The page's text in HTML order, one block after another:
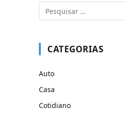
CATEGORIAS
Auto
Casa
Cotidiano